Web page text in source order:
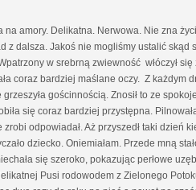
amory. Delikatna. Nerwowa. Nie zna
dalsza. Jakoś nie mogliśmy ustalić skąd
w srebrną zwiewność włóczył
coraz bardziej maślane oczy. Z każdym
gościnnością. Znosił to ze
się coraz bardziej przystępna.
odpowiadał. Aż przyszedł taki dzień
dziecko. Oniemiałam. Przede mną
się szeroko, pokazując perłowe
Pusi rodowodem z Zielonego